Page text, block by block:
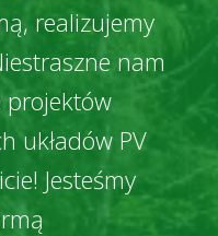
realizujemy
nam
projektów
układów PV
Jesteśmy